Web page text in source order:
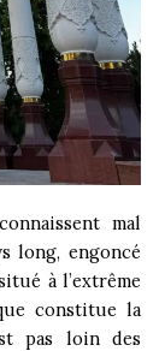
mal
long, engoncé
à l’extrême
constitue la
pas loin des